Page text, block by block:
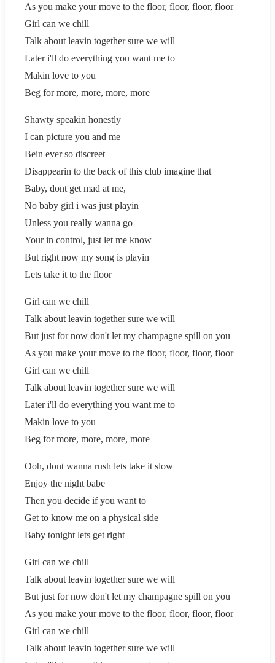
As you make your move to the floor, floor, floor, floor
Girl can we chill
Talk about leavin together sure we will
Later i'll do everything you want me to
Makin love to you
Beg for more, more, more, more
Shawty speakin honestly
I can picture you and me
Bein ever so discreet
Disappearin to the back of this club imagine that
Baby, dont get mad at me,
No baby girl i was just playin
Unless you really wanna go
Your in control, just let me know
But right now my song is playin
Lets take it to the floor
Girl can we chill
Talk about leavin together sure we will
But just for now don't let my champagne spill on you
As you make your move to the floor, floor, floor, floor
Girl can we chill
Talk about leavin together sure we will
Later i'll do everything you want me to
Makin love to you
Beg for more, more, more, more
Ooh, dont wanna rush lets take it slow
Enjoy the night babe
Then you decide if you want to
Get to know me on a physical side
Baby tonight lets get right
Girl can we chill
Talk about leavin together sure we will
But just for now don't let my champagne spill on you
As you make your move to the floor, floor, floor, floor
Girl can we chill
Talk about leavin together sure we will